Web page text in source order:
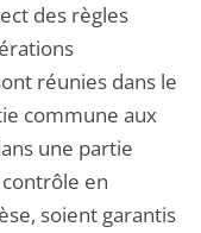
des règles
réunies dans le
commune aux
une partie
en
soient garantis